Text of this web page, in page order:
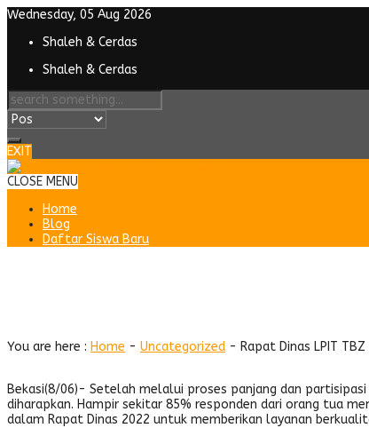
Wednesday, 05 Aug 2026
Shaleh & Cerdas
Shaleh & Cerdas
EXIT
CLOSE MENU
Home
Blog
Daftar Siswa Baru
You are here : Home - Uncategorized - Rapat Dinas LPIT
Bekasi(8/06)- Setelah melalui proses panjang dan
diharapkan. Hampir sekitar 85% responden dari orang tua
dalam Rapat Dinas 2022 untuk memberikan layanan